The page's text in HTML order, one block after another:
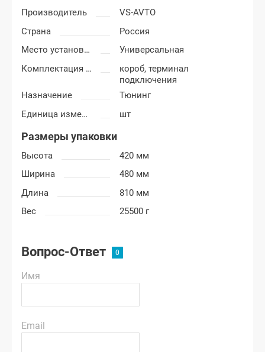
Производитель
VS-AVTO
Страна
Россия
Место установки короба
Универсальная
Комплектация короба
короб, терминал
подключения
Назначение
Тюнинг
Единица измерения
шт
Размеры упаковки
Высота
420 мм
Ширина
480 мм
Длина
810 мм
Вес
25500 г
Вопрос-Ответ
Имя
Email